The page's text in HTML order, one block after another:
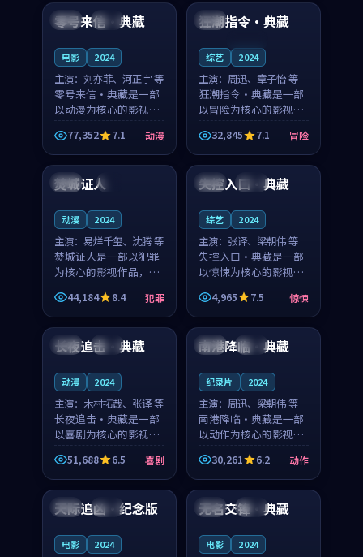
风、应南风用细腻的表
演撑起整部动作电影，
见秋、顾沂溪用细腻的
表演撑起整部动漫电
法国 院线
零号来信·典藏
电影 2024
主演： 刘亦菲、河正宇 等
零号来信·典藏是一部
以动漫为核心的影视作
品，围绕危机、反转与
人物成长展开，整体节
奏紧凑，值得推荐观
看。
77,352 7.1 动漫
中国
狂潮指令·典藏
综艺 2024
主演： 周迅、章子怡 等
狂潮指令·典藏是一部
以冒险为核心的影视作
品，围绕危机、反转与
人物成长展开，整体节
奏紧凑，值得推荐观
看。
32,845 7.1 冒险
泰国
焚城证人
动漫 2024
主演： 易烊千玺、沈腾 等
焚城证人是一部以犯罪
为核心的影视作品，围
绕危机、反转与人物成
长展开，整体节奏紧
凑，值得推荐观看。
44,184 8.4 犯罪
中国 杜比
失控入口·典藏
综艺 2024
主演： 张译、梁朝伟 等
失控入口·典藏是一部
以惊悚为核心的影视作
品，围绕危机、反转与
人物成长展开，整体节
奏紧凑，值得推荐观
看。
4,965 7.5 惊悚
美国 热播
长夜追击·典藏
动漫 2024
主演： 木村拓哉、张译 等
长夜追击·典藏是一部
以喜剧为核心的影视作
品，围绕危机、反转与
人物成长展开，整体节
奏紧凑，值得推荐观
51,688 6.5 喜剧
韩国 杜比
南港降临·典藏
纪录片 2024
主演： 周迅、梁朝伟 等
南港降临·典藏是一部
以动作为核心的影视作
品，围绕危机、反转与
人物成长展开，整体节
奏紧凑，值得推荐观
30,261 6.2 动作
中国 院线
天际追凶·纪念版
电影 2024
英国 杜比
无名交锋·典藏
电影 2024